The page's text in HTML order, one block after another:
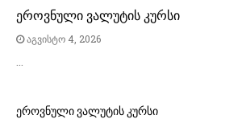
ეროვნული ვალუტის კურსი
აგვისტო 4, 2026
ეროვნული ვალუტის კურსი